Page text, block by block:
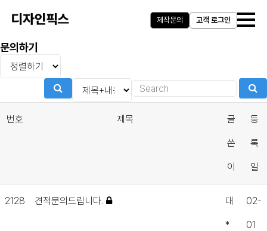
제작문의 고객 로그인
문의하기
번호 제목 글
쓴
이
등
록
일
2128 견적문의드립니다. 대
*
02-
01